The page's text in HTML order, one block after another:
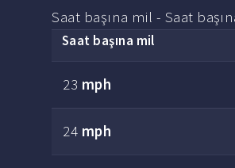
Saat başına mil - Saat
Saat başına mil
23 mph
24 mph